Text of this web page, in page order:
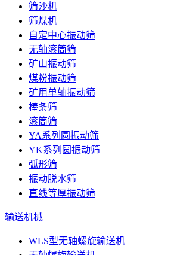
筛沙机
筛煤机
自定中心振动筛
无轴滚筒筛
矿山振动筛
煤粉振动筛
矿用单轴振动筛
棒条筛
滚筒筛
YA系列圆振动筛
YK系列圆振动筛
弧形筛
振动脱水筛
直线等厚振动筛
输送机械
WLS型无轴螺旋输送机